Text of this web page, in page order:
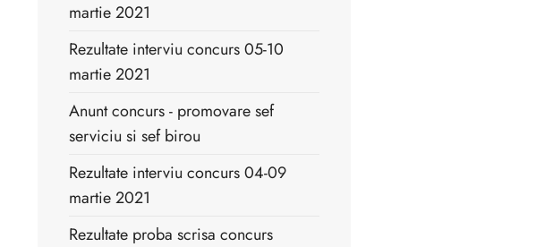
martie 2021
Rezultate interviu concurs 05-10
martie 2021
Anunt concurs - promovare sef
serviciu si sef birou
Rezultate interviu concurs 04-09
martie 2021
Rezultate proba scrisa concurs